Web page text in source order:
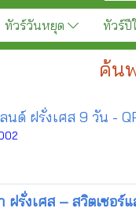
ทัวร์วันหยุด ทัวร์
ค้น
นด์ ฝรั่งเศส 9 วัน -
ฝรั่งเศส – สวิตเซอ